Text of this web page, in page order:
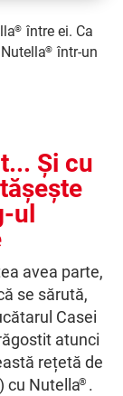
® între ei. Ca
® într-un
Și cu
ul
avea parte,
se sărută,
Casei
atunci
rețetă de
cu Nutella® .